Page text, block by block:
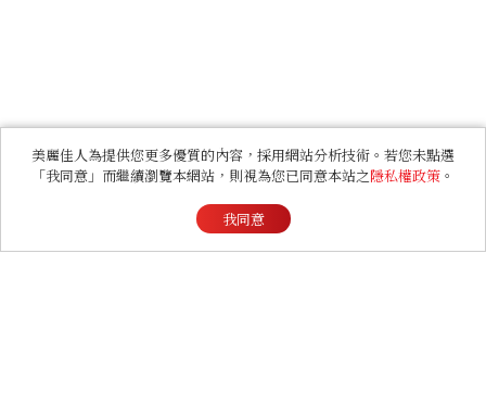
美麗佳人為提供您更多優質的內容，採用網站分析技術。若您未點選
「我同意」而繼續瀏覽本網站，則視為您已同意本站之隱私權政策 。
我同意